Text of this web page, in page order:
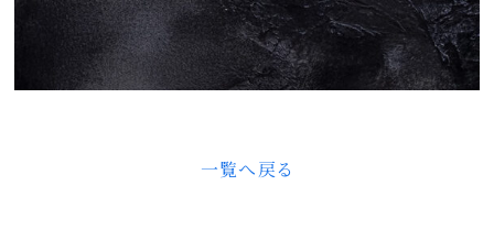
一覧へ戻る